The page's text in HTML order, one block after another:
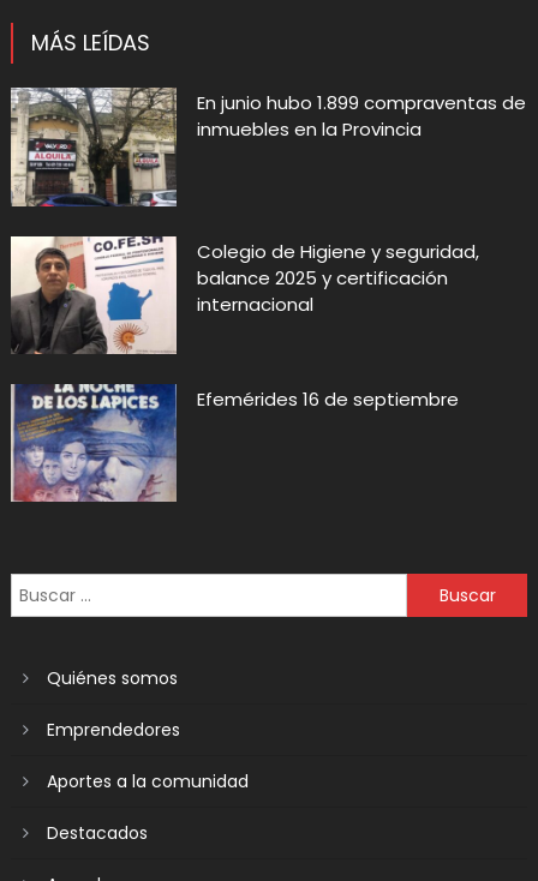
MÁS LEÍDAS
En junio hubo 1.899 compraventas de
inmuebles en la Provincia
Colegio de Higiene y seguridad,
balance 2025 y certificación
internacional
Efemérides 16 de septiembre
Quiénes somos
Emprendedores
Aportes a la comunidad
Destacados